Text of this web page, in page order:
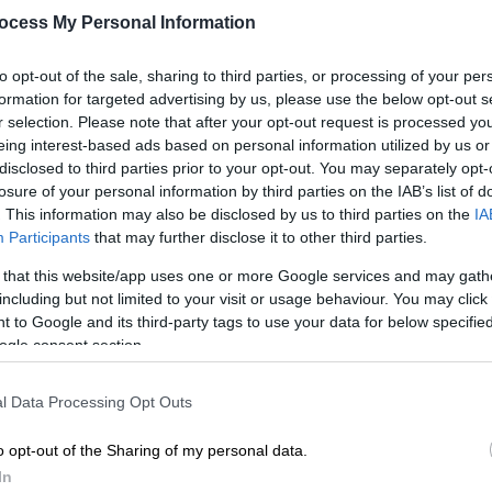
My Personal Information
opt-out of the sale, sharing to third parties, or processing of your
for targeted advertising by us, please use the below opt-out
selection. Please note that after your opt-out request is processed
interest-based ads based on personal information utilized by us
to third parties prior to your opt-out. You may separately
of your personal information by third parties on the IAB’s list of
This information may also be disclosed by us to third parties on the
Participants that may further disclose it to other third parties.
that this website/app uses one or more Google services and may
but not limited to your visit or usage behaviour. You may
to Google and its third-party tags to use your data for below
consent section.
Data Processing Opt Outs
opt-out of the Sharing of my personal data.
το ΕΘΝΟΣ στη Google
Ludovisi, αποκαλύφθηκε κατά τη διάρκεια
κοντά στο Ηρώδειο.
εντοπίστηκε στη συμβολή των οδών
πλάτους ενός μόλις μέτρου.
κτισμένης από ορθογώνιες πλίνθους